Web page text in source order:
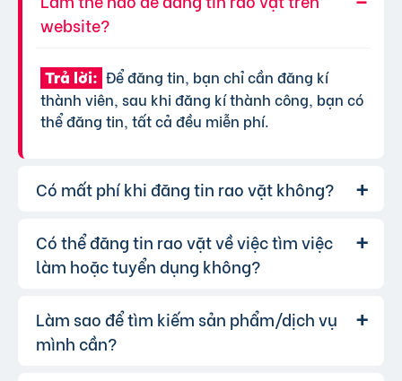
website?
Trả lời: Để đăng tin, bạn chỉ cần đăng kí
thành viên, sau khi đăng kí thành công, bạn có
thể đăng tin, tất cả đều miễn phí.
Có mất phí khi đăng tin rao vặt không?
Trả lời: Chúng tôi cung cấp gói đăng tin miễn
phí cơ bản cho tất cả người dùng. Tuy nhiên, để
thị, bạn có thể lựa chọn các gói dịch vụ nâng
cấp với chi phí hợp lý, xem thêmphí dịch vụ tin
VIP.
Có thể đăng tin rao vặt về việc tìm việc
làm hoặc tuyển dụng không?
Trả lời: Hoàn toàn có thể. Website của chúng
tôi hỗ trợ đăng tin tuyển dụng và tìm việc làm.
Làm sao để tìm kiếm sản phẩm/dịch vụ
mình cần?